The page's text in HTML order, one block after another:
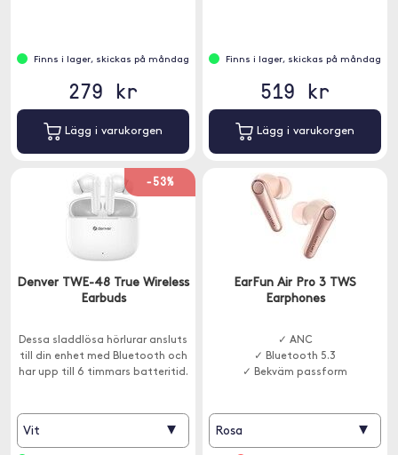
Finns i lager, skickas på måndag
279 kr
Lägg i varukorgen
Finns i lager, skickas på måndag
519 kr
Lägg i varukorgen
-53%
Denver TWE-48 True Wireless
Earbuds
Dessa sladdlösa hörlurar ansluts
till din enhet med Bluetooth och
har upp till 6 timmars batteritid.
Vit ▾
EarFun Air Pro 3 TWS
Earphones
✓ ANC
✓ Bluetooth 5.3
✓ Bekväm passform
Rosa ▾